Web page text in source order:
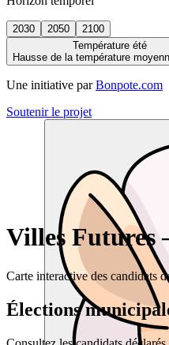
2030 2050
2100
Température été
Hausse de la température
Une initiative par Bonpote.com
Soutenir le projet
Villes Futures
Carte interactive des candidats
Élections